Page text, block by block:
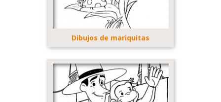
Dibujos de mariquitas